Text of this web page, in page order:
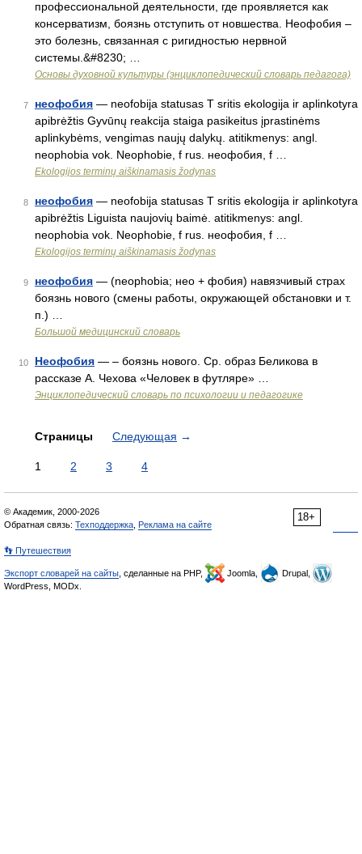
профессиональной деятельности, где проявляется как
консерватизм, боязнь отступить от новшества. Неофобия –
это болезнь, связанная с ригидностью нервной
системы.&#8230; …
Основы духовной культуры (энциклопедический словарь педагога)
7 неофобия — neofobija statusas T sritis ekologija ir aplinkotyra
apibrėžtis Gyvūnų reakcija staiga pasikeitus įprastinėms
aplinkybėms, vengimas naujų dalykų. atitikmenys: angl.
neophobia vok. Neophobie, f rus. неофобия, f …
Ekologijos terminų aiškinamasis žodynas
8 неофобия — neofobija statusas T sritis ekologija ir aplinkotyra
apibrėžtis Liguista naujovių baimė. atitikmenys: angl.
neophobia vok. Neophobie, f rus. неофобия, f …
Ekologijos terminų aiškinamasis žodynas
9 неофобия — (neophobia; нео + фобия) навязчивый страх
боязнь нового (смены работы, окружающей обстановки и т.
п.) …
Большой медицинский словарь
10 Неофобия — – боязнь нового. Ср. образ Беликова в
рассказе А. Чехова «Человек в футляре» …
Энциклопедический словарь по психологии и педагогике
Страницы Следующая →
1 2 3 4
18+
© Академик, 2000-2026
Обратная связь: Техподдержка Реклама на сайте
👣 Путешествия
Экспорт словарей на сайты , сделанные на PHP, Joomla,
Drupal,
WordPress, MODx.